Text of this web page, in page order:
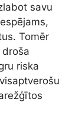
savu
Tomēr
riska